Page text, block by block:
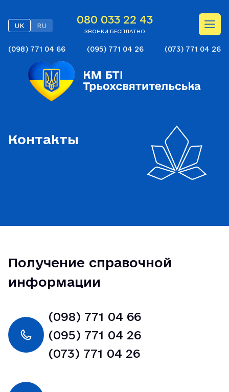
UK RU 080 033 22 43
ЗВОНКИ БЕСПЛАТНО
(098) 771 04 66 (095) 771 04 26 (073) 771 04 26
Контакты
Получение справочной
информации
(098) 771 04 66
(095) 771 04 26
(073) 771 04 26